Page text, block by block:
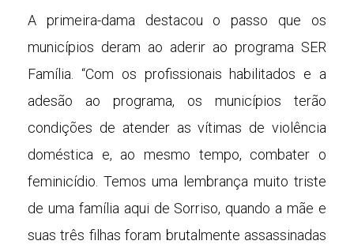
A primeira-dama destacou o passo que os
municípios deram ao aderir ao programa SER
Família. “Com os profissionais habilitados e a
adesão ao programa, os municípios terão
condições de atender as vítimas de violência
doméstica e, ao mesmo tempo, combater o
feminicídio. Temos uma lembrança muito triste
de uma família aqui de Sorriso, quando a mãe e
suas três filhas foram brutalmente assassinadas